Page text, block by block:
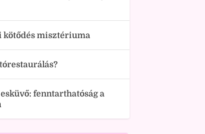
kötődés misztériuma
fenntarthatóság a